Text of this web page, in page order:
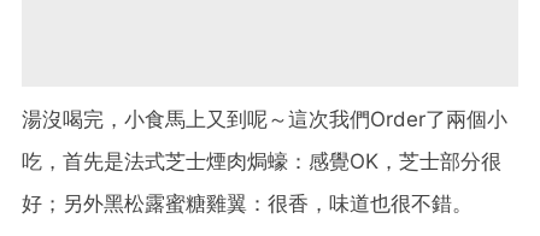
湯沒喝完，小食馬上又到呢～這次我們Order了兩個小
吃，首先是法式芝士煙肉焗蠔：感覺OK，芝士部分很
好；另外黑松露蜜糖雞翼：很香，味道也很不錯。